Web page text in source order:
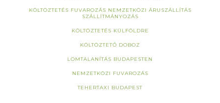
KÖLTÖZTETÉS FUVAROZÁS NEMZETKÖZI ÁRUSZÁLLÍTÁS
SZÁLLÍTMÁNYOZÁS
KÖLTÖZTETÉS KÜLFÖLDRE
KÖLTÖZTETŐ DOBOZ
LOMTALANÍTÁS BUDAPESTEN
NEMZETKÖZI FUVAROZÁS
TEHERTAXI BUDAPEST